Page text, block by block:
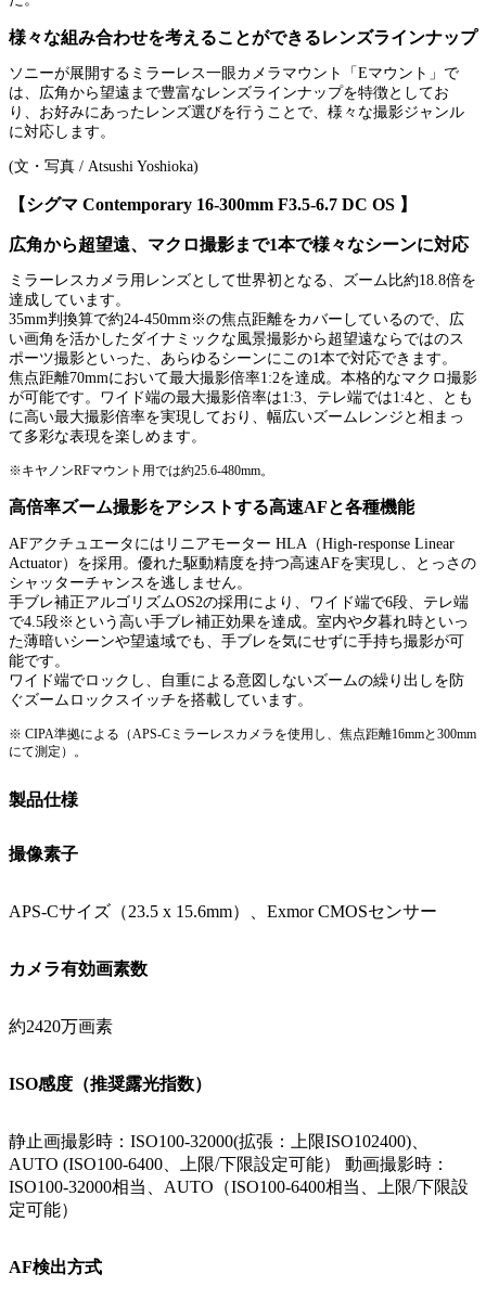
様々な組み合わせを考えることができるレンズラインナップ
ソニーが展開するミラーレス一眼カメラマウント「Eマウント」で
は、広角から望遠まで豊富なレンズラインナップを特徴としてお
り、お好みにあったレンズ選びを行うことで、様々な撮影ジャンル
に対応します。
(文・写真 / Atsushi Yoshioka)
【シグマ Contemporary 16-300mm F3.5-6.7 DC OS 】
広角から超望遠、マクロ撮影まで1本で様々なシーンに対応
ミラーレスカメラ用レンズとして世界初となる、ズーム比約18.8倍を
達成しています。
35mm判換算で約24-450mm※の焦点距離をカバーしているので、広
い画角を活かしたダイナミックな風景撮影から超望遠ならではのス
ポーツ撮影といった、あらゆるシーンにこの1本で対応できます。
焦点距離70mmにおいて最大撮影倍率1:2を達成。本格的なマクロ撮影
が可能です。ワイド端の最大撮影倍率は1:3、テレ端では1:4と、とも
に高い最大撮影倍率を実現しており、幅広いズームレンジと相まっ
て多彩な表現を楽しめます。
※キヤノンRFマウント用では約25.6-480mm。
高倍率ズーム撮影をアシストする高速AFと各種機能
AFアクチュエータにはリニアモーター HLA（High-response Linear
Actuator）を採用。優れた駆動精度を持つ高速AFを実現し、とっさの
シャッターチャンスを逃しません。
手ブレ補正アルゴリズムOS2の採用により、ワイド端で6段、テレ端
で4.5段※という高い手ブレ補正効果を達成。室内や夕暮れ時といっ
た薄暗いシーンや望遠域でも、手ブレを気にせずに手持ち撮影が可
能です。
ワイド端でロックし、自重による意図しないズームの繰り出しを防
ぐズームロックスイッチを搭載しています。
※ CIPA準拠による（APS-Cミラーレスカメラを使用し、焦点距離16mmと300mm
にて測定）。
製品仕様
撮像素子
APS-Cサイズ（23.5 x 15.6mm）、Exmor CMOSセンサー
カメラ有効画素数
約2420万画素
ISO感度（推奨露光指数）
静止画撮影時：ISO100-32000(拡張：上限ISO102400)、
AUTO (ISO100-6400、上限/下限設定可能） 動画撮影時：
ISO100-32000相当、AUTO（ISO100-6400相当、上限/下限設
定可能）
AF検出方式